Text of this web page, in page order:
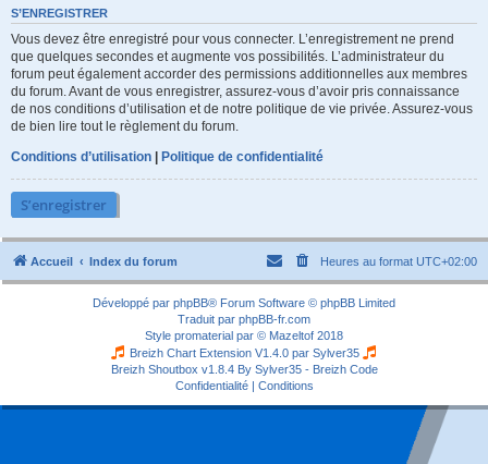
S’ENREGISTRER
Vous devez être enregistré pour vous connecter. L’enregistrement ne prend
que quelques secondes et augmente vos possibilités. L’administrateur du
forum peut également accorder des permissions additionnelles aux membres
du forum. Avant de vous enregistrer, assurez-vous d’avoir pris connaissance
de nos conditions d’utilisation et de notre politique de vie privée. Assurez-vous
de bien lire tout le règlement du forum.
Conditions d’utilisation | Politique de confidentialité
S’enregistrer
Accueil Index du forum Heures au format UTC+02:00
Développé par phpBB® Forum Software © phpBB Limited
Traduit par phpBB-fr.com
Style promaterial par © Mazeltof 2018
Breizh Chart Extension V1.4.0 par Sylver35
Breizh Shoutbox v1.8.4 By Sylver35 - Breizh Code
Confidentialité| Conditions